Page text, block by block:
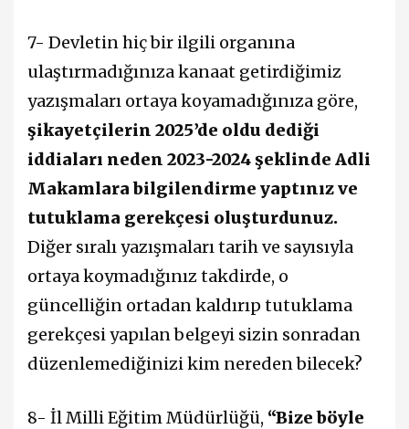
7- Devletin hiç bir ilgili organına
ulaştırmadığınıza kanaat getirdiğimiz
yazışmaları ortaya koyamadığınıza göre,
şikayetçilerin 2025’de oldu dediği
iddiaları neden 2023-2024 şeklinde Adli
Makamlara bilgilendirme yaptınız ve
tutuklama gerekçesi oluşturdunuz.
Diğer sıralı yazışmaları tarih ve sayısıyla
ortaya koymadığınız takdirde, o
güncelliğin ortadan kaldırıp tutuklama
gerekçesi yapılan belgeyi sizin sonradan
düzenlemediğinizi kim nereden bilecek?
8- İl Milli Eğitim Müdürlüğü, “Bize böyle